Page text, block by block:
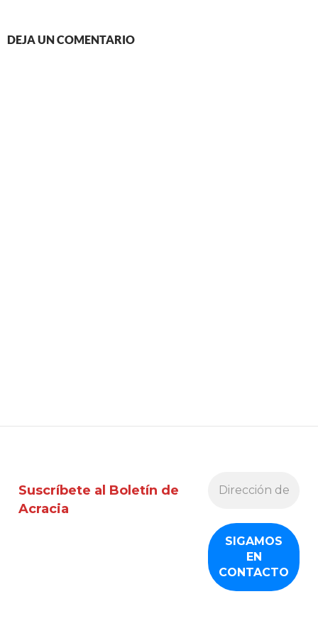
DEJA UN COMENTARIO
Suscríbete al Boletín de
Acracia